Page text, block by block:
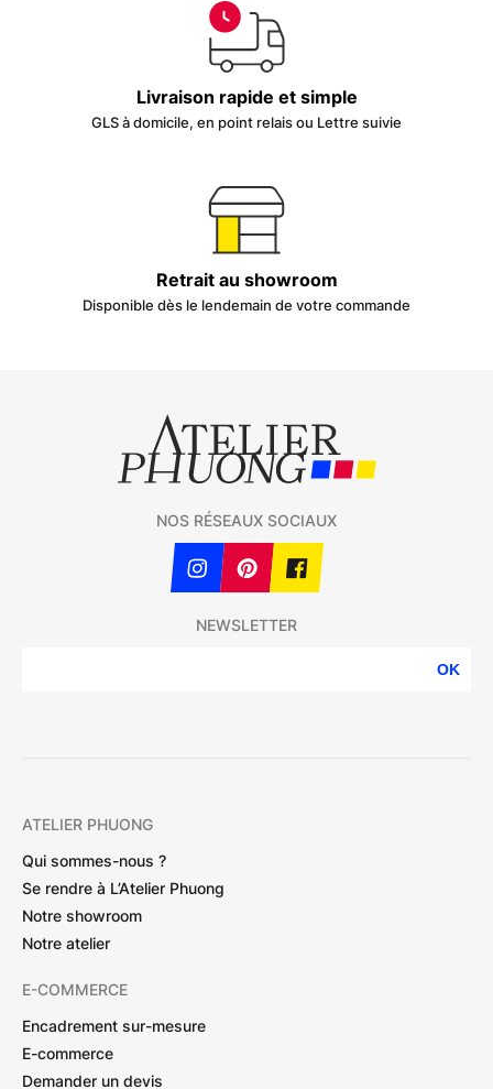
Livraison rapide et simple
GLS à domicile, en point relais ou Lettre suivie
Retrait au showroom
Disponible dès le lendemain de votre commande
NEWSLETTER
OK
NOS RÉSEAUX SOCIAUX
ATELIER PHUONG
Qui sommes-nous ?
Se rendre à L’Atelier Phuong
Notre showroom
Notre atelier
E-COMMERCE
Encadrement sur-mesure
E-commerce
Demander un devis